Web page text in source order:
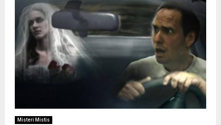
Misteri Mistis